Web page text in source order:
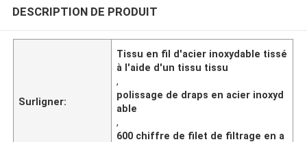
tissu tissu tissu tissu tissu tissu tissu tissu tissu
DESCRIPTION DE PRODUIT
Surligner:
Tissu en fil d'acier inoxydable tissé
à l'aide d'un tissu tissu
,
polissage de draps en acier inoxyd
able
,
600 chiffre de filet de filtrage en a